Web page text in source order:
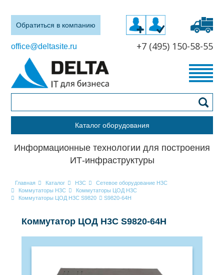
Обратиться в компанию
office@deltasite.ru +7 (495) 150-58-55
Каталог оборудования
Информационные технологии для построения
ИТ-инфраструктуры
Главная Каталог H3C
Сетевое оборудование H3C
Коммутаторы H3C
Коммутаторы ЦОД H3C
Коммутаторы ЦОД H3C S9820
S9820-64H
Коммутатор ЦОД H3C S9820-64H